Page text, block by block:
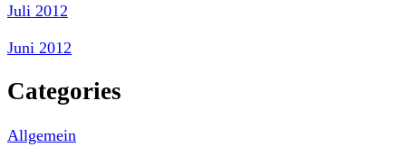
Juli 2012
Juni 2012
Categories
Allgemein